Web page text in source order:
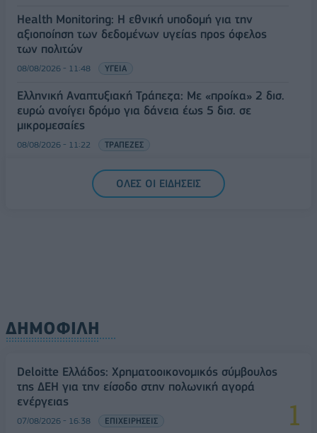
Health Monitoring: Η εθνική υποδομή για την
αξιοποίηση των δεδομένων υγείας προς όφελος
των πολιτών
08/08/2026 - 11:48 ΥΓΕΙΑ
Ελληνική Αναπτυξιακή Τράπεζα: Με «προίκα» 2 δισ.
ευρώ ανοίγει δρόμο για δάνεια έως 5 δισ. σε
μικρομεσαίες
08/08/2026 - 11:22 ΤΡΑΠΕΖΕΣ
5G παντού, 6G στον ορίζοντα: Πού βρίσκεται η
Ελλάδα στη μεγάλη τεχνολογική μετάβαση
ΟΛΕΣ ΟΙ ΕΙΔΗΣΕΙΣ
ΔΗΜΟΦΙΛΗ
Deloitte Ελλάδος: Χρηματοοικονομικός σύμβουλος
της ΔΕΗ για την είσοδο στην πολωνική αγορά
ενέργειας
07/08/2026 - 16:38 ΕΠΙΧΕΙΡΗΣΕΙΣ